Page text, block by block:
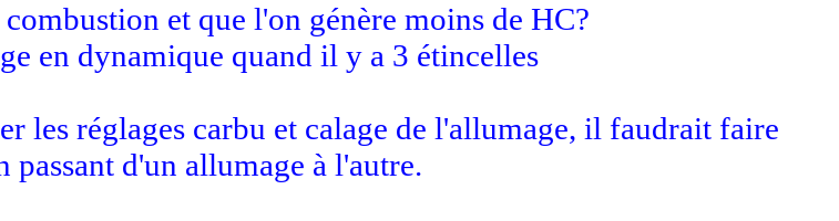
et que l'on génère moins de HC?
en dynamique quand il y a 3 étincelles
les réglages carbu et calage de l'allumage, il faudrait faire
d'un allumage à l'autre.